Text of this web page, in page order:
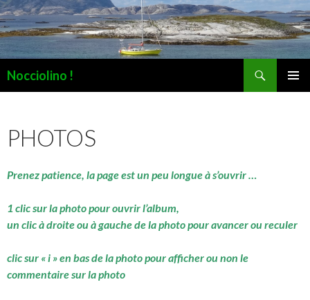
Nocciolino !
PHOTOS
Prenez patience, la page est un peu longue à s’ouvrir …
1 clic sur la photo pour ouvrir l’album,
un clic à droite ou à gauche de la photo pour avancer ou reculer
clic sur « i » en bas de la photo pour afficher ou non le
commentaire sur la photo